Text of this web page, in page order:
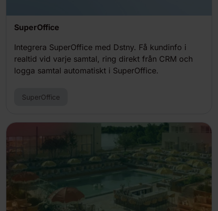
SuperOffice
Integrera SuperOffice med Dstny. Få kundinfo i
realtid vid varje samtal, ring direkt från CRM och
logga samtal automatiskt i SuperOffice.
SuperOffice